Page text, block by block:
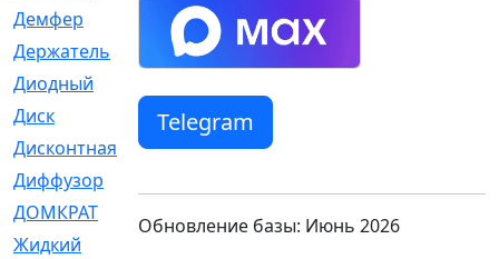
Демфер
[1]
Держатель
[5]
Диодный
Диск
[418]
Дисконтная
[1]
Диффузор
ДОМКРАТ
Жидкий
Telegram
Обновление базы: Июнь 2026